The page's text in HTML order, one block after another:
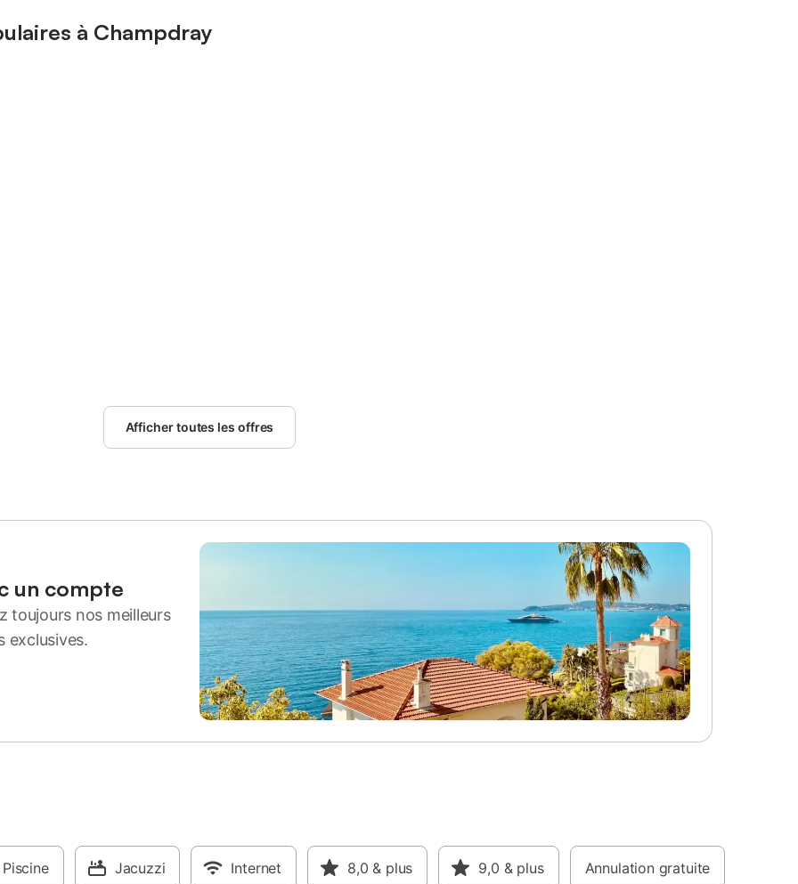
à Champdray
Afficher toutes les offres
un compte
toujours nos meilleurs
exclusives.
Piscine Jacuzzi Internet 8,0 & plus 9,0 & plus Annulation gratuite